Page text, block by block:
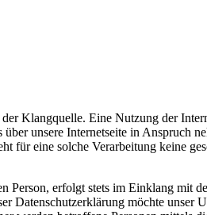
Klangquelle. Eine Nutzung der
unsere Internetseite in Anspruch
für eine solche Verarbeitung keine
Person, erfolgt stets im Einklang mit
Datenschutzerklärung möchte unser